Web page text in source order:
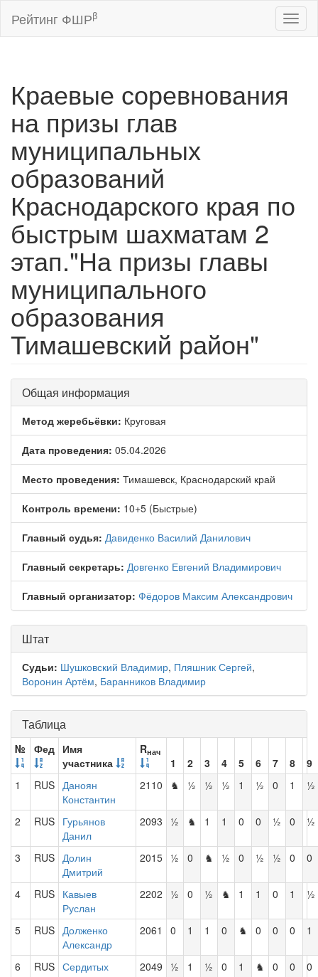
Рейтинг ФШРβ
Краевые соревнования
на призы глав
муниципальных
образований
Краснодарского края по
быстрым шахматам 2
этап."На призы главы
муниципального
образования
Тимашевский район"
Общая информация
Метод жеребьёвки: Круговая
Дата проведения: 05.04.2026
Место проведения: Тимашевск, Краснодарский край
Контроль времени: 10+5 (Быстрые)
Главный судья: Давиденко Василий Данилович
Главный секретарь: Довгенко Евгений Владимирович
Главный организатор: Фёдоров Максим Александрович
Штат
Судьи: Шушковский Владимир, Пляшник Сергей,
Воронин Артём, Баранников Владимир
Таблица
№ Фед Имя
участника
Rнач
1 2 3 4 5 6 7 8
9
1
RUS Даноян
Константин
2110 ♞ ½ ½ ½ 1 ½ 0 1 ½
2 RUS Гурьянов
Данил
2093 ½ ♞ 1 1 0 0 ½ 0 ½
3 RUS Долин
Дмитрий
2015 ½ 0 ♞ ½ 0 ½ ½ 0 0
4 RUS Кавыев
Руслан
2202 ½ 0 ½ ♞ 1 1 0 1 ½
5 RUS Долженко
Александр
2061 0 1 1 0 ♞ 0 0 0 1
6 RUS Сердитых
2049 ½ 1 ½ 0 1 ♞ 0 0 0